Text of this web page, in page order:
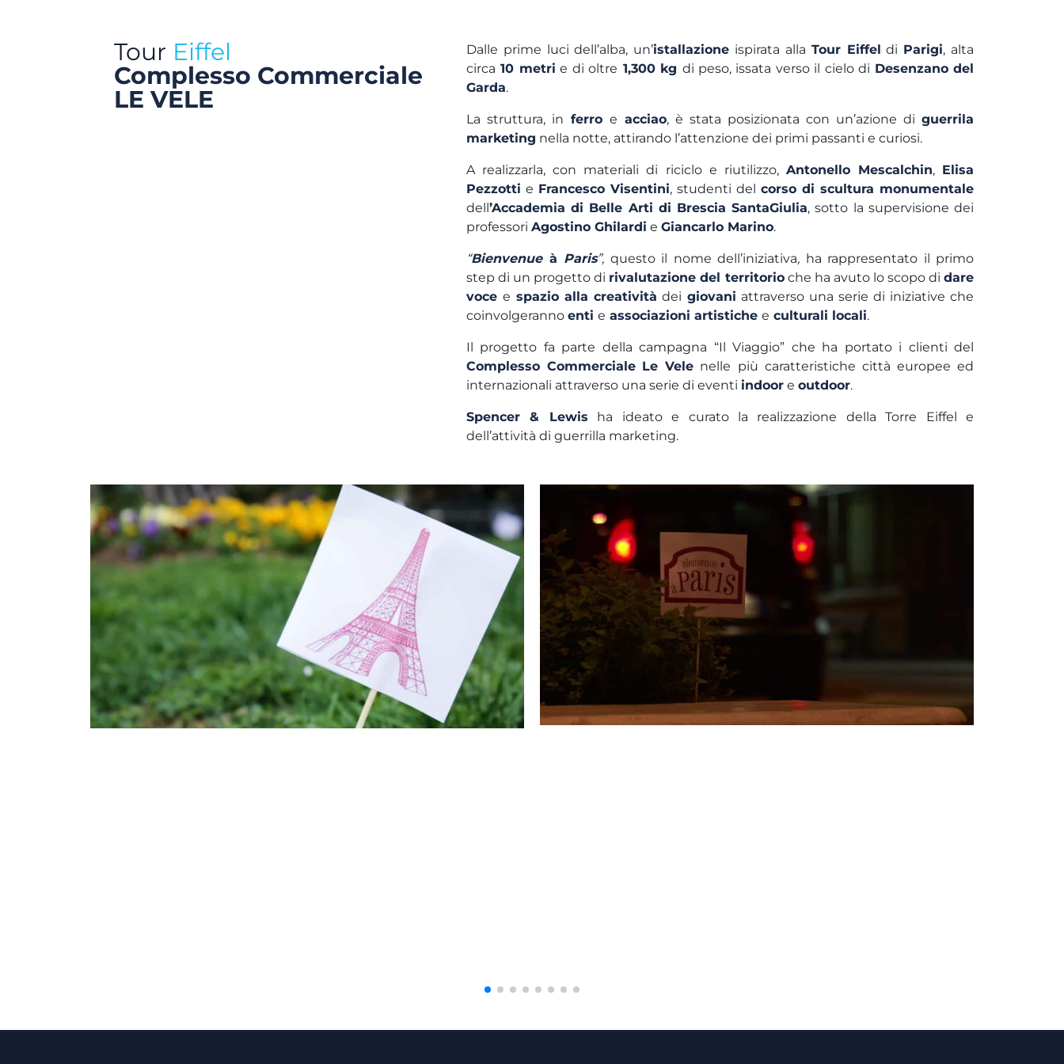
Tour Eiffel
Complesso Commerciale
LE VELE
Dalle prime luci dell’alba, un’istallazione ispirata alla Tour Eiffel di Parigi, alta
circa 10 metri e di oltre 1,300 kg di peso, issata verso il cielo di Desenzano del
Garda.
La struttura, in ferro e acciao, è stata posizionata con un’azione di guerrila
marketing nella notte, attirando l’attenzione dei primi passanti e curiosi.
A realizzarla, con materiali di riciclo e riutilizzo, Antonello Mescalchin, Elisa
Pezzotti e Francesco Visentini, studenti del corso di scultura monumentale
dell’Accademia di Belle Arti di Brescia SantaGiulia, sotto la supervisione dei
professori Agostino Ghilardi e Giancarlo Marino.
“Bienvenueà Paris”, questo il nome dell’iniziativa, ha rappresentato il primo
step di un progetto di rivalutazione del territorioche ha avuto lo scopo didare
vocee spazio alla creatività dei giovani attraverso una serie di iniziative che
coinvolgeranno enti e associazioni artistiche e culturali locali.
Il progetto fa parte della campagna “Il Viaggio” che ha portato i clienti del
Complesso Commerciale Le Vele nelle più caratteristiche città europee ed
internazionali attraverso una serie di eventi indoor e outdoor.
Spencer & Lewis ha ideato e curato la realizzazione della Torre Eiffel e
dell’attività di guerrilla marketing.